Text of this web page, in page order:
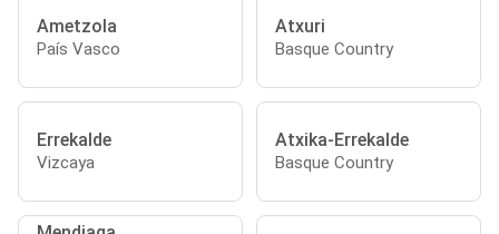
Ametzola
País Vasco
Atxuri
Basque Country
Errekalde
Vizcaya
Atxika-Errekalde
Basque Country